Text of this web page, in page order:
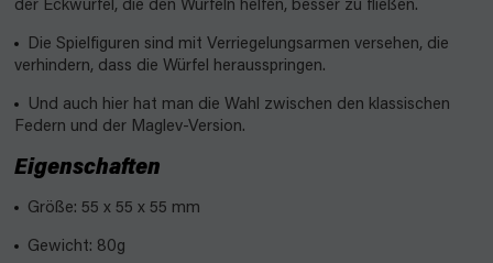
der Eckwürfel, die den Würfeln helfen, besser zu fließen.
Die Spielfiguren sind mit Verriegelungsarmen versehen, die
verhindern, dass die Würfel herausspringen.
Und auch hier hat man die Wahl zwischen den klassischen
Federn und der Maglev-Version.
Eigenschaften
Größe: 55 x 55 x 55 mm
Gewicht: 80g